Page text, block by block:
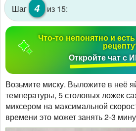
Шаг 4 из 15:
Что-то непонятно и
Откройте чат с
Возьмите миску. Выложите в неё
температуры, 5 столовых ложек
миксером на максимальной
времени это может занять 2-3